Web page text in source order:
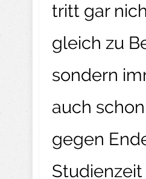
tritt gar
gleich zu
sondern
auch
gegen
Studienzeit